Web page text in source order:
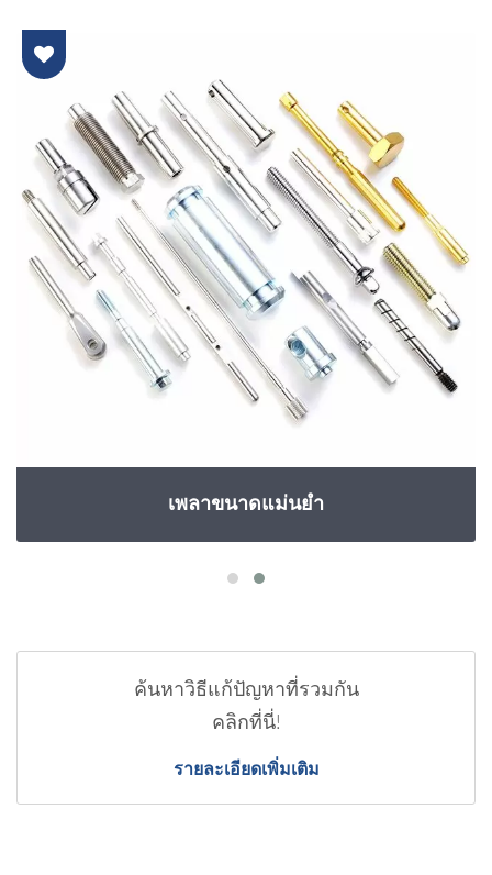
เพลาขนาดแม่นยำ
ค้นหาวิธีแก้ปัญหาที่รวมกัน
คลิกที่นี่!
รายละเอียดเพิ่มเติม